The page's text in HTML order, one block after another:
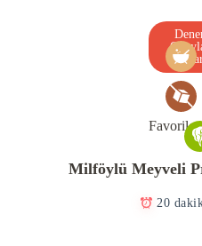
Milföylü Meyveli
20